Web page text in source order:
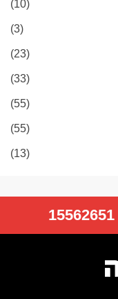
(10)
(3)
(23)
(33)
(55)
(55)
(13)
15562651